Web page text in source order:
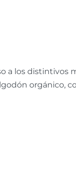
a los distintivos
orgánico,